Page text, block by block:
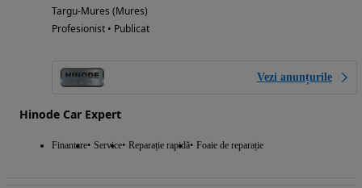
Targu-Mures (Mures)
Profesionist • Publicat
Vezi anunțurile
Hinode Car Expert
Finantare Service Reparație rapidă Foaie de reparație